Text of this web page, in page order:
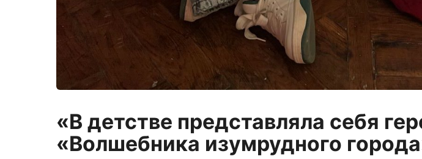
«В детстве представляла себя
«Волшебника изумрудного